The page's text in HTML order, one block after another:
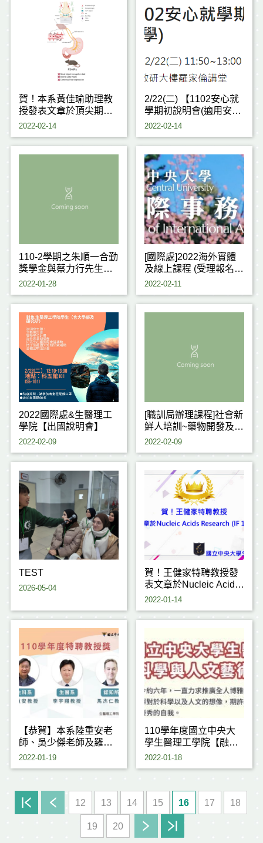
賀！本系黃佳瑜助理教
授發表文章於頂尖期刊
「Journal of Hazardous
2022-02-14
2/22(二) 【1102安心就
學期初說明會(適用安心
就學)】
2022-02-14
110-2學期之朱順一合勤
獎學金與蔡力行先生獎
學金開始受理申請
2022-01-28
[國際處]2022海外實體
及線上課程 (受理報名
中)
2022-02-11
2022國際處&生醫理工
學院【出國說明會】
2022-02-09
[職訓局辦理課程]社會新
鮮人培訓~藥物開發及臨
床試驗從業人員培訓班
2022-02-09
TEST
2026-05-04
賀！王健家特聘教授發
表文章於Nucleic Acids
Research (IF 16.971)
2022-01-14
【恭賀】本系陸重安老
師、吳少傑老師及羅月
霞老師獲獎
2022-01-19
110學年度國立中央大
學生醫理工學院【融合
生醫科學與人文藝術創
2022-01-18
12 13 14 15 16 17 18
19 20